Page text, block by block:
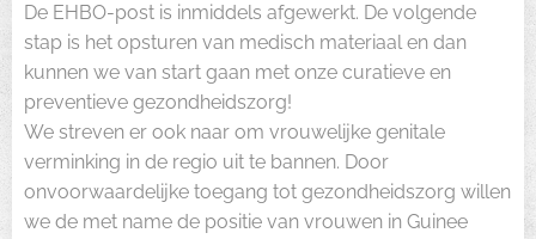
De EHBO-post is inmiddels afgewerkt. De volgende
stap is het opsturen van medisch materiaal en dan
kunnen we van start gaan met onze curatieve en
preventieve gezondheidszorg!
We streven er ook naar om vrouwelijke genitale
verminking in de regio uit te bannen. Door
onvoorwaardelijke toegang tot gezondheidszorg willen
we de met name de positie van vrouwen in Guinee